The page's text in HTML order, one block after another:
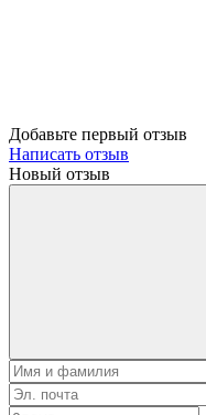
Добавьте первый отзыв
Написать отзыв
Новый отзыв